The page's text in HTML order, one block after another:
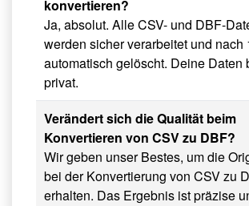
konvertieren?
Ja, absolut. Alle CSV- und DBF-
werden sicher verarbeitet und nach
automatisch gelöscht. Deine Daten
privat.
Verändert sich die Qualität beim
Konvertieren von CSV zu DBF?
Wir geben unser Bestes, um die
bei der Konvertierung von CSV zu
erhalten. Das Ergebnis ist präzise